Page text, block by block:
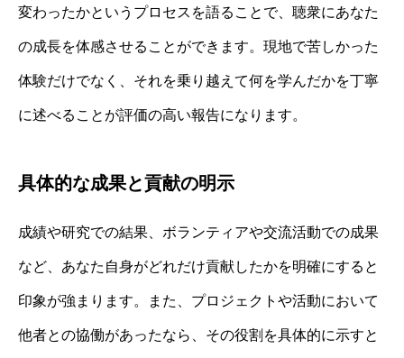
変わったかというプロセスを語ることで、聴衆にあなた
の成長を体感させることができます。現地で苦しかった
体験だけでなく、それを乗り越えて何を学んだかを丁寧
に述べることが評価の高い報告になります。
具体的な成果と貢献の明示
成績や研究での結果、ボランティアや交流活動での成果
など、あなた自身がどれだけ貢献したかを明確にすると
印象が強まります。また、プロジェクトや活動において
他者との協働があったなら、その役割を具体的に示すと